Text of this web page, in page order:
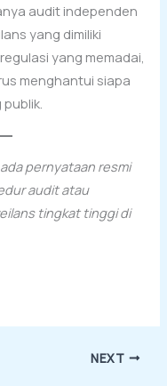
audit independen
yang dimiliki
yang memadai,
menghantui siapa
pernyataan resmi
audit atau
tingkat tinggi di
NEXT